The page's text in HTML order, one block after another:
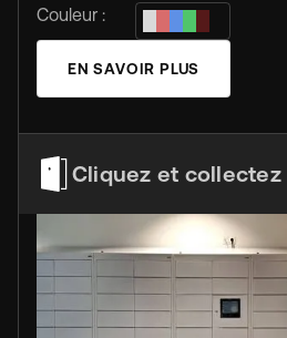
Couleur :
EN SAVOIR PLUS
Cliquez et collectez